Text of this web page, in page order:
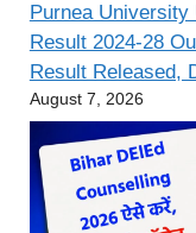
Purnea
Result 2024-28
Result Released,
August 7, 2026